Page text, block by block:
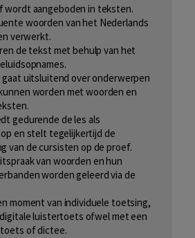
wordt aangeboden in teksten.
woorden van het Nederlands
verwerkt.
de tekst met behulp van het
uitsluitend over onderwerpen
worden met woorden en
gedurende de les als
en stelt tegelijkertijd de
van de cursisten op de proef.
van woorden en hun
worden geleerd via de
moment van individuele toetsing,
luistertoets ofwel met een
of dictee.